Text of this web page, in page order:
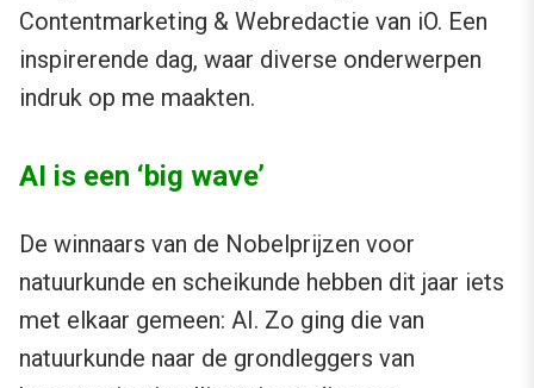
Contentmarketing & Webredactie van iO. Een
inspirerende dag, waar diverse onderwerpen
indruk op me maakten.
AI is een ‘big wave’
De winnaars van de Nobelprijzen voor
natuurkunde en scheikunde hebben dit jaar iets
met elkaar gemeen: AI. Zo ging die van
natuurkunde naar de grondleggers van